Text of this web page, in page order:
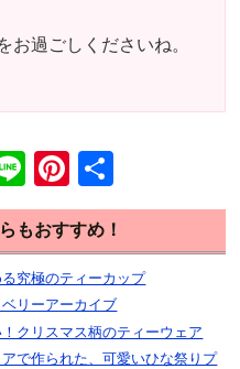
お過ごしくださいね。
Li
n
e
Pi
nt
er
e
st
有
もおすすめ！
究極のティーカップ
リーアーカイブ
クリスマス柄のティーウェア
で作られた、可愛いひな祭りプ